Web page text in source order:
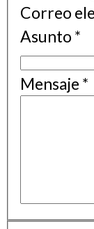
Correo
Asunto *
Mensaje *